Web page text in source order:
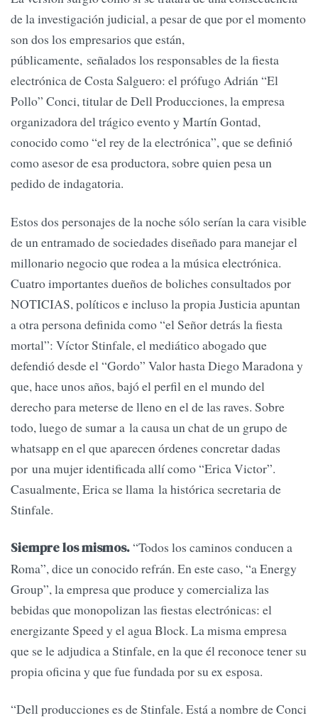
de la investigación judicial, a pesar de que por el momento
son dos los empresarios que están,
públicamente, señalados los responsables de la fiesta
electrónica de Costa Salguero: el prófugo Adrián “El
Pollo” Conci, titular de Dell Producciones, la empresa
organizadora del trágico evento y Martín Gontad,
conocido como “el rey de la electrónica”, que se definió
como asesor de esa productora, sobre quien pesa un
pedido de indagatoria.
Estos dos personajes de la noche sólo serían la cara visible
de un entramado de sociedades diseñado para manejar el
millonario negocio que rodea a la música electrónica.
Cuatro importantes dueños de boliches consultados por
NOTICIAS, políticos e incluso la propia Justicia apuntan
a otra persona definida como “el Señor detrás la fiesta
mortal”: Víctor Stinfale, el mediático abogado que
defendió desde el “Gordo” Valor hasta Diego Maradona y
que, hace unos años, bajó el perfil en el mundo del
derecho para meterse de lleno en el de las raves. Sobre
todo, luego de sumar a la causa un chat de un grupo de
whatsapp en el que aparecen órdenes concretar dadas
por una mujer identificada allí como “Erica Victor”.
Casualmente, Erica se llama la histórica secretaria de
Stinfale.
Siempre los mismos.“Todos los caminos conducen a
Roma”, dice un conocido refrán. En este caso, “a Energy
Group”, la empresa que produce y comercializa las
bebidas que monopolizan las fiestas electrónicas: el
energizante Speed y el agua Block. La misma empresa
que se le adjudica a Stinfale, en la que él reconoce tener su
propia oficina y que fue fundada por su ex esposa.
“Dell producciones es de Stinfale. Está a nombre de Conci